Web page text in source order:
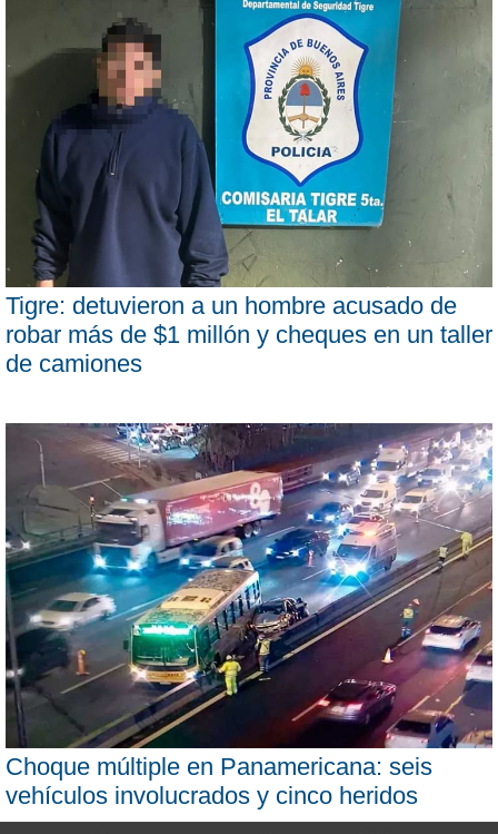
Tigre: detuvieron a un hombre acusado de
robar más de $1 millón y cheques en un taller
de camiones
Choque múltiple en Panamericana: seis
vehículos involucrados y cinco heridos